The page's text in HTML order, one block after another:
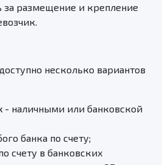
за размещение и крепление
несколько вариантов
- наличными или банковской
банка по счету;
счету в банковских